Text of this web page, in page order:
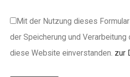
Mit der Nutzung dieses
der Speicherung und Verarbeitung
diese Website einverstanden. zur